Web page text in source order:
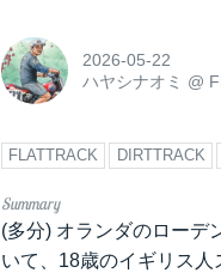
2026-05-22
ハヤシナオミ @
FLATTRACK DIRTTRACK
(多分) オランダのローデ
いて、18歳のイギリス